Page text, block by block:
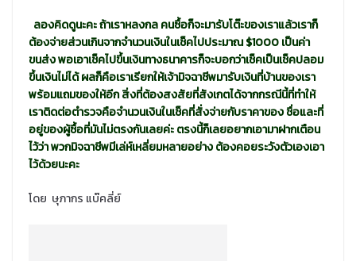
ลองคิดดูนะคะ ถ้าเราหลงกล คนซื้อก็จะมารับโต๊ะของเราแล้วเราก็
ต้องจ่ายส่วนเกินจากจำนวนเงินในเช็คไปประมาณ $1000 เป็นค่า
ขนส่ง พอเอาเช็คไปขึ้นเงินทางธนาคารก็จะบอกว่าเช็คเป็นเช็คปลอม
ขึ้นเงินไม่ได้ ผลก็คือเราเรียกให้เจ้ามิจฉาชีพมารับเงินที่บ้านของเรา
พร้อมแถมของให้อีก สิ่งที่ต้องสงสัยที่สังเกตได้จากกรณีนี้ที่ทำให้
เราติดต่อตำรวจคือจำนวนเงินในเช็คที่สั่งจ่ายกับราคาของ ชื่อและที่
อยู่ของผู้ซื้อที่มันไม่ตรงกันเลยค่ะ ตรงนี้ก็เลยอยากเอามาฝากเตือน
ไว้ว่า พวกมิจฉาชีพมีเล่ห์เหลี่ยมหลายอย่าง ต้องคอยระวังตัวเองเอา
ไว้ด้วยนะคะ
โดย ษุภากร แบ๊คลี่ย์